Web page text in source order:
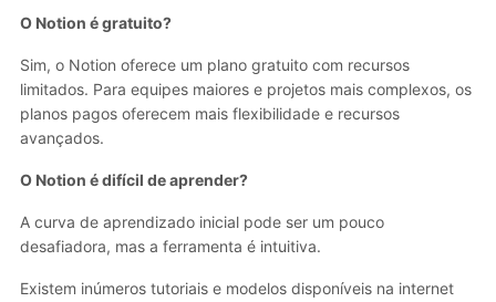
O Notion é gratuito?
Sim, o Notion oferece um plano gratuito com recursos
limitados. Para equipes maiores e projetos mais complexos, os
planos pagos oferecem mais flexibilidade e recursos
avançados.
O Notion é difícil de aprender?
A curva de aprendizado inicial pode ser um pouco
desafiadora, mas a ferramenta é intuitiva.
Existem inúmeros tutoriais e modelos disponíveis na internet